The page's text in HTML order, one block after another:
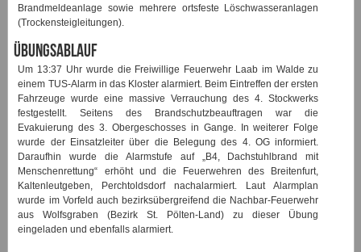
Brandmeldeanlage sowie mehrere ortsfeste Löschwasseranlagen
(Trockensteigleitungen).
Übungsablauf
Um 13:37 Uhr wurde die Freiwillige Feuerwehr Laab im Walde zu
einem TUS-Alarm in das Kloster alarmiert. Beim Eintreffen der ersten
Fahrzeuge wurde eine massive Verrauchung des 4. Stockwerks
festgestellt. Seitens des Brandschutzbeauftragen war die
Evakuierung des 3. Obergeschosses in Gange. In weiterer Folge
wurde der Einsatzleiter über die Belegung des 4. OG informiert.
Daraufhin wurde die Alarmstufe auf „B4, Dachstuhlbrand mit
Menschenrettung“ erhöht und die Feuerwehren des Breitenfurt,
Kaltenleutgeben, Perchtoldsdorf nachalarmiert. Laut Alarmplan
wurde im Vorfeld auch bezirksübergreifend die Nachbar-Feuerwehr
aus Wolfsgraben (Bezirk St. Pölten-Land) zu dieser Übung
eingeladen und ebenfalls alarmiert.